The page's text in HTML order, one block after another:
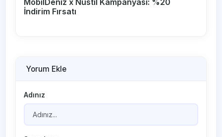
MobilDeniz x Nustil Kampanyası: %20
İndirim Fırsatı
Yorum Ekle
Adınız